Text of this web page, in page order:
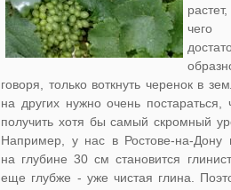
чего
говоря, только воткнуть черенок в
на других нужно очень постараться,
получить хотя бы самый скромный
Например, у нас в Ростове-на-Дону
на глубине 30 см становится
еще глубже - уже чистая глина.